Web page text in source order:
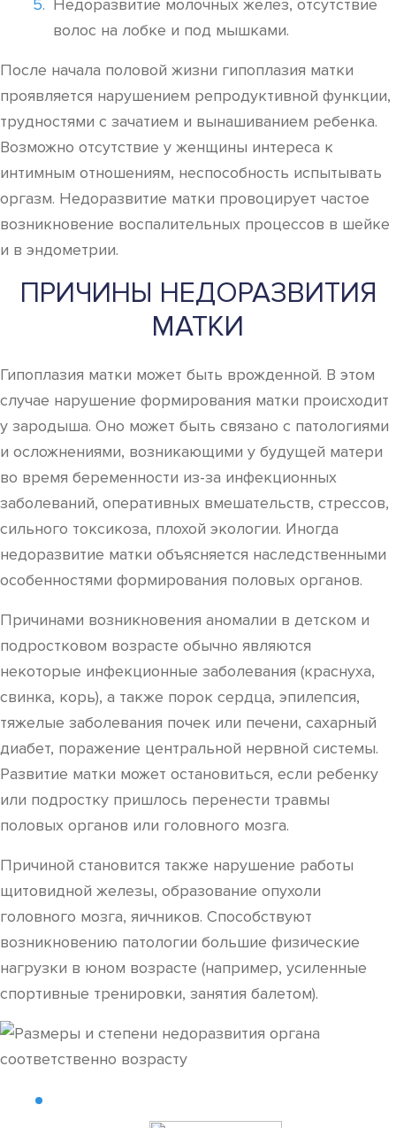
Недоразвитие молочных желез, отсутствие
волос на лобке и под мышками.
После начала половой жизни гипоплазия матки
проявляется нарушением репродуктивной функции,
трудностями с зачатием и вынашиванием ребенка.
Возможно отсутствие у женщины интереса к
интимным отношениям, неспособность испытывать
оргазм. Недоразвитие матки провоцирует частое
возникновение воспалительных процессов в шейке
и в эндометрии.
ПРИЧИНЫ НЕДОРАЗВИТИЯ
МАТКИ
Гипоплазия матки может быть врожденной. В этом
случае нарушение формирования матки происходит
у зародыша. Оно может быть связано с патологиями
и осложнениями, возникающими у будущей матери
во время беременности из-за инфекционных
заболеваний, оперативных вмешательств, стрессов,
сильного токсикоза, плохой экологии. Иногда
недоразвитие матки объясняется наследственными
особенностями формирования половых органов.
Причинами возникновения аномалии в детском и
подростковом возрасте обычно являются
некоторые инфекционные заболевания (краснуха,
свинка, корь), а также порок сердца, эпилепсия,
тяжелые заболевания почек или печени, сахарный
диабет, поражение центральной нервной системы.
Развитие матки может остановиться, если ребенку
или подростку пришлось перенести травмы
половых органов или головного мозга.
Причиной становится также нарушение работы
щитовидной железы, образование опухоли
головного мозга, яичников. Способствуют
возникновению патологии большие физические
нагрузки в юном возрасте (например, усиленные
спортивные тренировки, занятия балетом).